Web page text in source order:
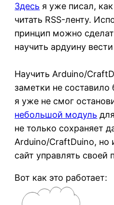
Здесь я уже писал,
читать RSS-ленту.
принцип можно
научить ардуину
Научить Arduino/
заметки не
я уже не смог
небольшой модуль
не только сохраняет
Arduino/CraftDuino, но
сайт управлять своей
Вот как это работает: